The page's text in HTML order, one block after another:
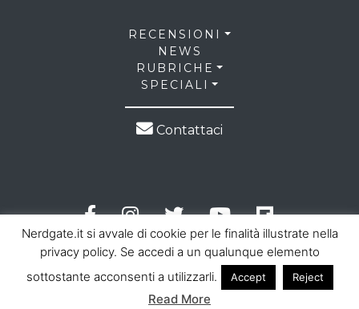
RECENSIONI
NEWS
RUBRICHE
SPECIALI
Contattaci
© 2026 NerdGate all right reserved |Privacy Policy
Cookie Law
Nerdgate.it si avvale di cookie per le finalità illustrate nella
privacy policy. Se accedi a un qualunque elemento
sottostante acconsenti a utilizzarli.
Accept Reject
Read More